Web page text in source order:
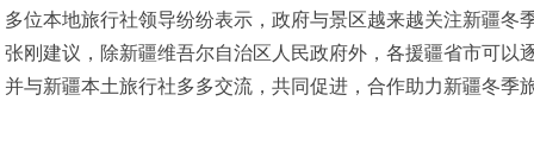
多位本地旅行社领导纷纷表示，政府与景区越来越关注新疆
张刚建议，除新疆维吾尔自治区人民政府外，各援疆省市可
并与新疆本土旅行社多多交流，共同促进，合作助力新疆冬季